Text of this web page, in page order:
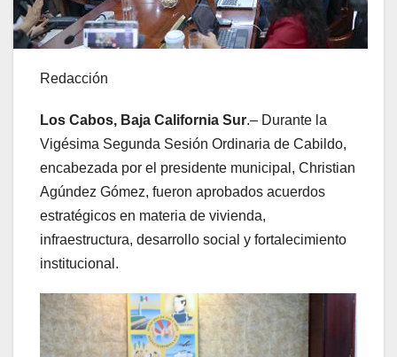
Redacción
Los Cabos, Baja California Sur.– Durante la
Vigésima Segunda Sesión Ordinaria de Cabildo,
encabezada por el presidente municipal, Christian
Agúndez Gómez, fueron aprobados acuerdos
estratégicos en materia de vivienda,
infraestructura, desarrollo social y fortalecimiento
institucional.